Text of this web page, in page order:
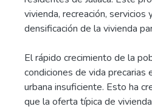
vivienda, recreación,
densificación de la vivienda
El rápido crecimiento de la
condiciones de vida precarias
urbana insuficiente. Esto ha
que la oferta típica de